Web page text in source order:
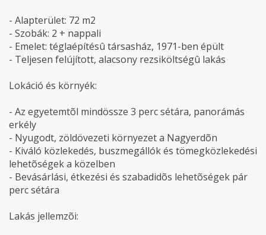
- Alapterület: 72 m2
- Szobák: 2 + nappali
- Emelet: téglaépítésû társasház, 1971-ben épült
- Teljesen felújított, alacsony rezsiköltségû lakás
Lokáció és környék:
- Az egyetemtõl mindössze 3 perc sétára, panorámás
erkély
- Nyugodt, zöldövezeti környezet a Nagyerdõn
- Kiváló közlekedés, buszmegállók és tömegközlekedési
lehetõségek a közelben
- Bevásárlási, étkezési és szabadidõs lehetõségek pár
perc sétára
Lakás jellemzõi: